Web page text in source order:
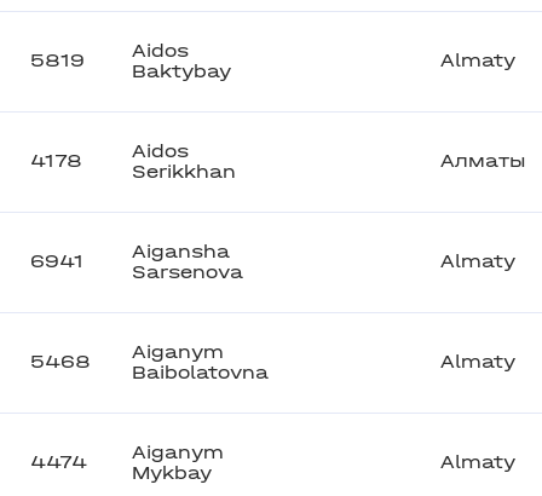
5819
Aidos
Baktybay
Almaty
4178
Aidos
Serikkhan
Алматы
6941
Aigansha
Sarsenova
Almaty
5468
Aiganym
Baibolatovna
Almaty
4474
Aiganym
Mykbay
Almaty